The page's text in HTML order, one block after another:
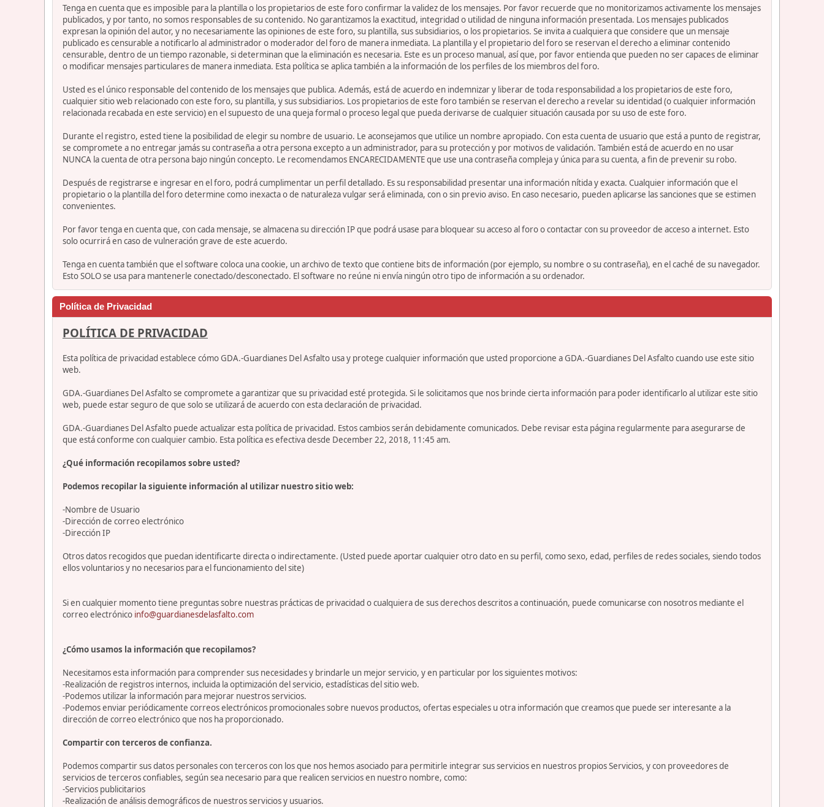
Tenga en cuenta que es imposible para la plantilla o los propietarios de este foro confirmar la validez de los mensajes. Por favor recuerde que no monitorizamos activamente los mensajes
publicados, y por tanto, no somos responsables de su contenido. No garantizamos la exactitud, integridad o utilidad de ninguna información presentada. Los mensajes publicados
expresan la opinión del autor, y no necesariamente las opiniones de este foro, su plantilla, sus subsidiarios, o los propietarios. Se invita a cualquiera que considere que un mensaje
publicado es censurable a notificarlo al administrador o moderador del foro de manera inmediata. La plantilla y el propietario del foro se reservan el derecho a eliminar contenido
censurable, dentro de un tiempo razonable, si determinan que la eliminación es necesaria. Este es un proceso manual, así que, por favor entienda que pueden no ser capaces de eliminar
o modificar mensajes particulares de manera inmediata. Esta política se aplica también a la información de los perfiles de los miembros del foro.
Usted es el único responsable del contenido de los mensajes que publica. Además, está de acuerdo en indemnizar y liberar de toda responsabilidad a los propietarios de este foro,
cualquier sitio web relacionado con este foro, su plantilla, y sus subsidiarios. Los propietarios de este foro también se reservan el derecho a revelar su identidad (o cualquier información
relacionada recabada en este servicio) en el supuesto de una queja formal o proceso legal que pueda derivarse de cualquier situación causada por su uso de este foro.
Durante el registro, ested tiene la posibilidad de elegir su nombre de usuario. Le aconsejamos que utilice un nombre apropiado. Con esta cuenta de usuario que está a punto de registrar,
se compromete a no entregar jamás su contraseña a otra persona excepto a un administrador, para su protección y por motivos de validación. También está de acuerdo en no usar
NUNCA la cuenta de otra persona bajo ningún concepto. Le recomendamos ENCARECIDAMENTE que use una contraseña compleja y única para su cuenta, a fin de prevenir su robo.
Después de registrarse e ingresar en el foro, podrá cumplimentar un perfil detallado. Es su responsabilidad presentar una información nítida y exacta. Cualquier información que el
propietario o la plantilla del foro determine como inexacta o de naturaleza vulgar será eliminada, con o sin previo aviso. En caso necesario, pueden aplicarse las sanciones que se estimen
convenientes.
Por favor tenga en cuenta que, con cada mensaje, se almacena su dirección IP que podrá usase para bloquear su acceso al foro o contactar con su proveedor de acceso a internet. Esto
solo ocurrirá en caso de vulneración grave de este acuerdo.
Tenga en cuenta también que el software coloca una cookie, un archivo de texto que contiene bits de información (por ejemplo, su nombre o su contraseña), en el caché de su navegador.
Esto SOLO se usa para mantenerle conectado/desconectado. El software no reúne ni envía ningún otro tipo de información a su ordenador.
Política de Privacidad
POLÍTICA DE PRIVACIDAD
Esta política de privacidad establece cómo GDA.-Guardianes Del Asfalto usa y protege cualquier información que usted proporcione a GDA.-Guardianes Del Asfalto cuando use este sitio
web.
GDA.-Guardianes Del Asfalto se compromete a garantizar que su privacidad esté protegida. Si le solicitamos que nos brinde cierta información para poder identificarlo al utilizar este sitio
web, puede estar seguro de que solo se utilizará de acuerdo con esta declaración de privacidad.
GDA.-Guardianes Del Asfalto puede actualizar esta política de privacidad. Estos cambios serán debidamente comunicados. Debe revisar esta página regularmente para asegurarse de
que está conforme con cualquier cambio. Esta política es efectiva desde December 22, 2018, 11:45 am.
¿Qué información recopilamos sobre usted?
Podemos recopilar la siguiente información al utilizar nuestro sitio web:
-Nombre de Usuario
-Dirección de correo electrónico
-Dirección IP
Otros datos recogidos que puedan identificarte directa o indirectamente. (Usted puede aportar cualquier otro dato en su perfil, como sexo, edad, perfiles de redes sociales, siendo todos
ellos voluntarios y no necesarios para el funcionamiento del site)
Si en cualquier momento tiene preguntas sobre nuestras prácticas de privacidad o cualquiera de sus derechos descritos a continuación, puede comunicarse con nosotros mediante el
correo electrónico info@guardianesdelasfalto.com
¿Cómo usamos la información que recopilamos?
Necesitamos esta información para comprender sus necesidades y brindarle un mejor servicio, y en particular por los siguientes motivos:
-Realización de registros internos, incluida la optimización del servicio, estadísticas del sitio web.
-Podemos utilizar la información para mejorar nuestros servicios.
-Podemos enviar periódicamente correos electrónicos promocionales sobre nuevos productos, ofertas especiales u otra información que creamos que puede ser interesante a la
dirección de correo electrónico que nos ha proporcionado.
Compartir con terceros de confianza.
Podemos compartir sus datos personales con terceros con los que nos hemos asociado para permitirle integrar sus servicios en nuestros propios Servicios, y con proveedores de
servicios de terceros confiables, según sea necesario para que realicen servicios en nuestro nombre, como:
-Servicios publicitarios
-Realización de análisis demográficos de nuestros servicios y usuarios.